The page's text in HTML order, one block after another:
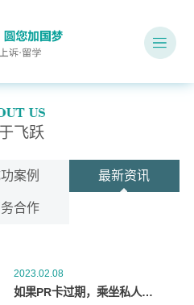
飞跃
案例 最新资讯
合作
2023.02.08
如果PR卡过期，乘坐私人交通工具回加拿大可以吗？